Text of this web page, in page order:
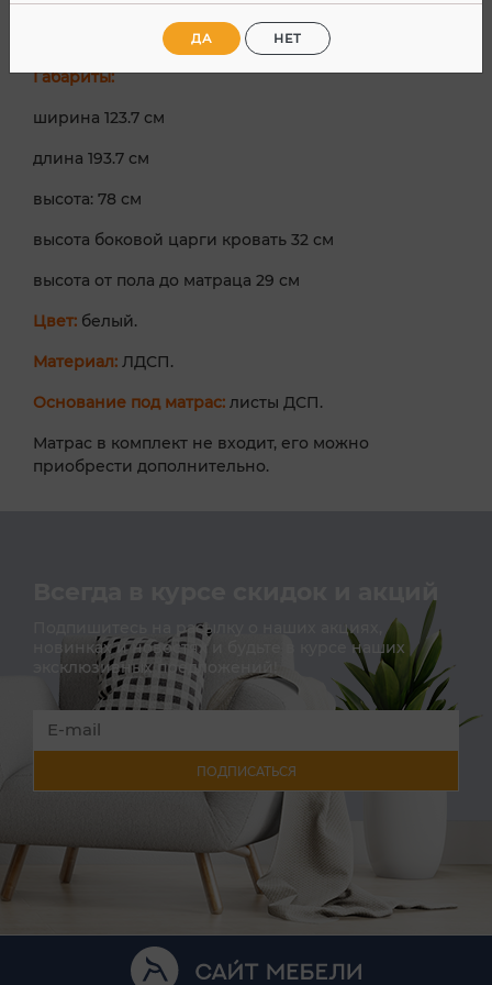
спального места 120х200 см.
Габариты:
ширина 123.7 см
длина 193.7 см
высота: 78 см
высота боковой царги кровать 32 см
высота от пола до матраца 29 см
Цвет: белый.
Материал: ЛДСП.
Основание под матрас: листы ДСП.
Матрас в комплект не входит, его можно
приобрести дополнительно.
Всегда в курсе скидок и акций
Подпишитесь на расылку о наших акциях,
новинках и новостях и будьте в курсе наших
эксклюзивных предложений!
ПОДПИСАТЬСЯ
ДА НЕТ